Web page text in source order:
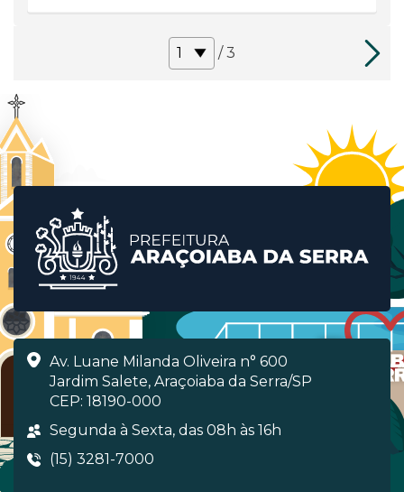
/ 3
Av. Luane Milanda Oliveira n° 600
Jardim Salete, Araçoiaba da Serra/SP
CEP: 18190-000
Segunda à Sexta, das 08h às 16h
(15) 3281-7000